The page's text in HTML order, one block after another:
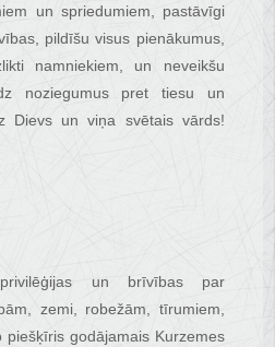
un spriedumiem, pastāvīgi
pildīšu visus pienākumus,
namniekiem, un neveikšu
noziegumus pret tiesu un
Dievs un viņa svētais vārds!
un brīvības par
zemi, robežām, tīrumiem,
godājamais Kurzemes